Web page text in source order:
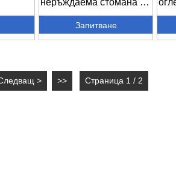
врата на асансьора...
Запитване
> >> Страница 1 / 2